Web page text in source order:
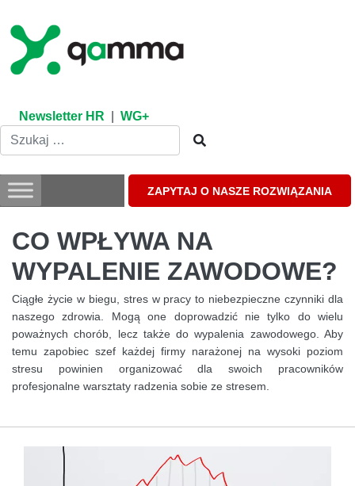
content
Newsletter HR WG+
ZAPYTAJ O NASZE ROZWIĄZANIA
CO WPŁYWA NA
WYPALENIE ZAWODOWE?
Ciągłe życie w biegu, stres w pracy to niebezpieczne czynniki dla
naszego zdrowia. Mogą one doprowadzić nie tylko do wielu
poważnych chorób, lecz także do wypalenia zawodowego. Aby
temu zapobiec szef każdej firmy narażonej na wysoki poziom
stresu powinien organizować dla swoich pracowników
profesjonalne warsztaty radzenia sobie ze stresem.